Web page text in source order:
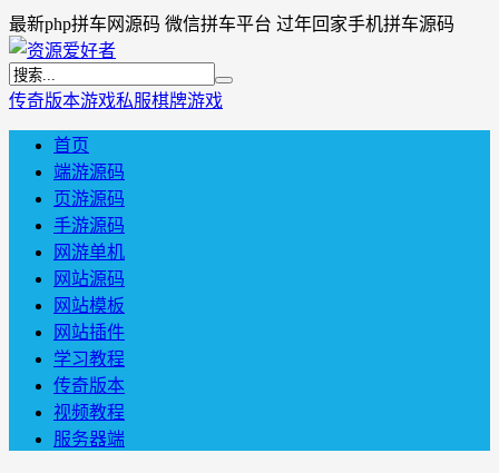
最新php拼车网源码 微信拼车平台 过年回家手机拼车源码
传奇版本游戏私服棋牌游戏
首页
端游源码
页游源码
手游源码
网游单机
网站源码
网站模板
网站插件
学习教程
传奇版本
视频教程
服务器端